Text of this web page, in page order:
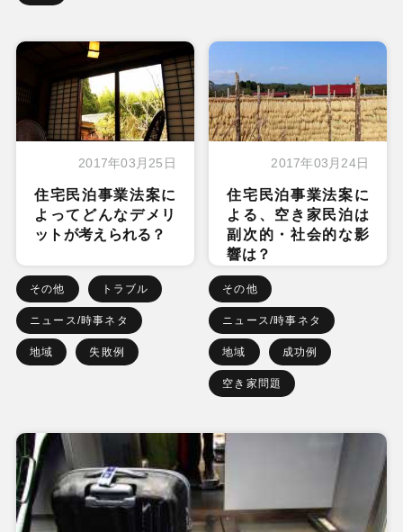
2017年03月25日
住宅民泊事業法案に
よってどんなデメリ
ットが考えられる？
その他 トラブル
ニュース/時事ネタ
地域 失敗例
2017年03月24日
住宅民泊事業法案に
よる、空き家民泊は
副次的・社会的な影
響は？
その他
ニュース/時事ネタ
地域 成功例
空き家問題